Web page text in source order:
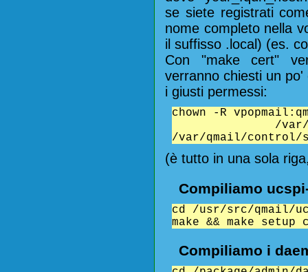
se siete registrati
nome completo nella
il suffisso .local) (es.
Con "make cert"
verranno chiesti un
i giusti permessi:
chown -R
/var/qmail/
/var/qmail/control/
(è tutto in una sola
Compiliamo
cd /usr/src/qmail/
make && make setup
Compiliamo i